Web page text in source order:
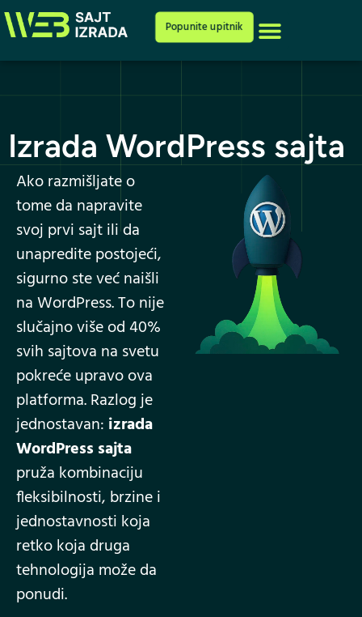
Popunite upitnik
Izrada WordPress sajta
Ako razmišljate o
tome da napravite
svoj prvi sajt ili da
unapredite postojeći,
sigurno ste već naišli
na WordPress. To nije
slučajno više od 40%
svih sajtova na svetu
pokreće upravo ova
platforma. Razlog je
jednostavan: izrada
WordPress sajta
pruža kombinaciju
fleksibilnosti, brzine i
jednostavnosti koja
retko koja druga
tehnologija može da
ponudi.